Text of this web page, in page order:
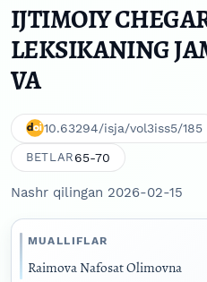
IJTIMOIY
LEKSIKANING
VA
10.63294/isja/vol3iss5/185
BETLAR 65-70
Nashr qilingan 2026-02-15
MUALLIFLAR
Raimova Nafosat Olimovna